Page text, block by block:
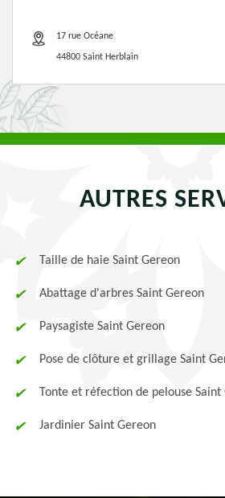
17 rue Océane
44800 Saint Herblain
AUTRES
Taille de haie Saint Gereon
Abattage d'arbres Saint Gereon
Paysagiste Saint Gereon
Pose de clôture et grillage Saint
Tonte et réfection de pelouse Saint
Jardinier Saint Gereon